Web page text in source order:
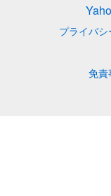
プライバ
免責